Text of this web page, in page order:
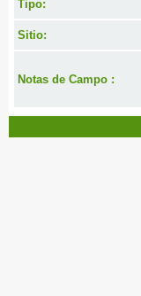
Tipo:
Sitio:
Notas de Campo :